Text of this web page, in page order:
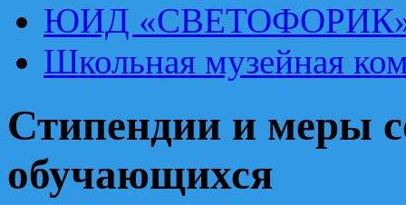
ЮИД
Школьная музейная
Стипендии и меры
обучающихся